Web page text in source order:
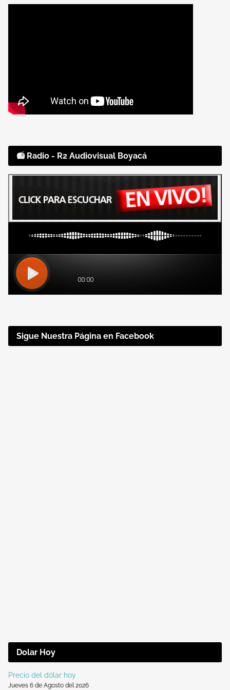
📻 Radio - R2 Audiovisual Boyacá
Sigue Nuestra Página en Facebook
Dolar Hoy
Precio del dólar hoy
Jueves 6 de Agosto del 2026